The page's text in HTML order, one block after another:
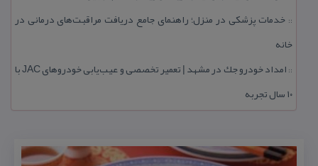
:: خدمات پزشكی در منزل؛ راهنمای جامع دریافت مراقبت‌های درمانی در
خانه
::
امداد خودرو جك در مشهد | تعمیر تخصصی و عیب‌یابی خودروهای JAC با
۱۰ سال تجربه